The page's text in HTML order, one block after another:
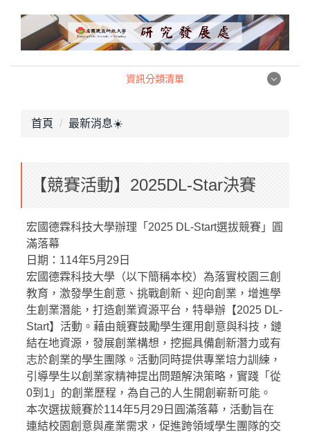
資訊分類清單
職涯發展中心
組織架構
相關法規
表格下載
學生校外實習
學海系列計畫
榮譽榜
企業徵才資訊
首頁 最新消息☀️
【競賽活動】2025DL-Star決賽
宏國德霖科技大學辦理「2025 DL-Start選拔競賽」圓
滿落幕
日期：114年5月29日
宏國德霖科技大學（以下簡稱本校）為落實校園三創
教育，激發學生創意、挑戰創新、迎向創業，增進學
生創業潛能，打造創業資源平台，特舉辦【2025 DL-
Start】活動。藉由競賽鼓勵學生運用創意與科技，鏈
結在地資源，發展創業構想，挖掘具備創新潛力或有
志於創業的學生團隊。活動同時提供專業培力訓練，
引導學生以創業家精神提出問題解決策略，實踐「從
0到1」的創業歷程，為自己的人生開創嶄新可能。
本次選拔競賽於114年5月29日圓滿落幕，活動旨在
連結校園創意與產業需求，促進跨領域學生團隊的交